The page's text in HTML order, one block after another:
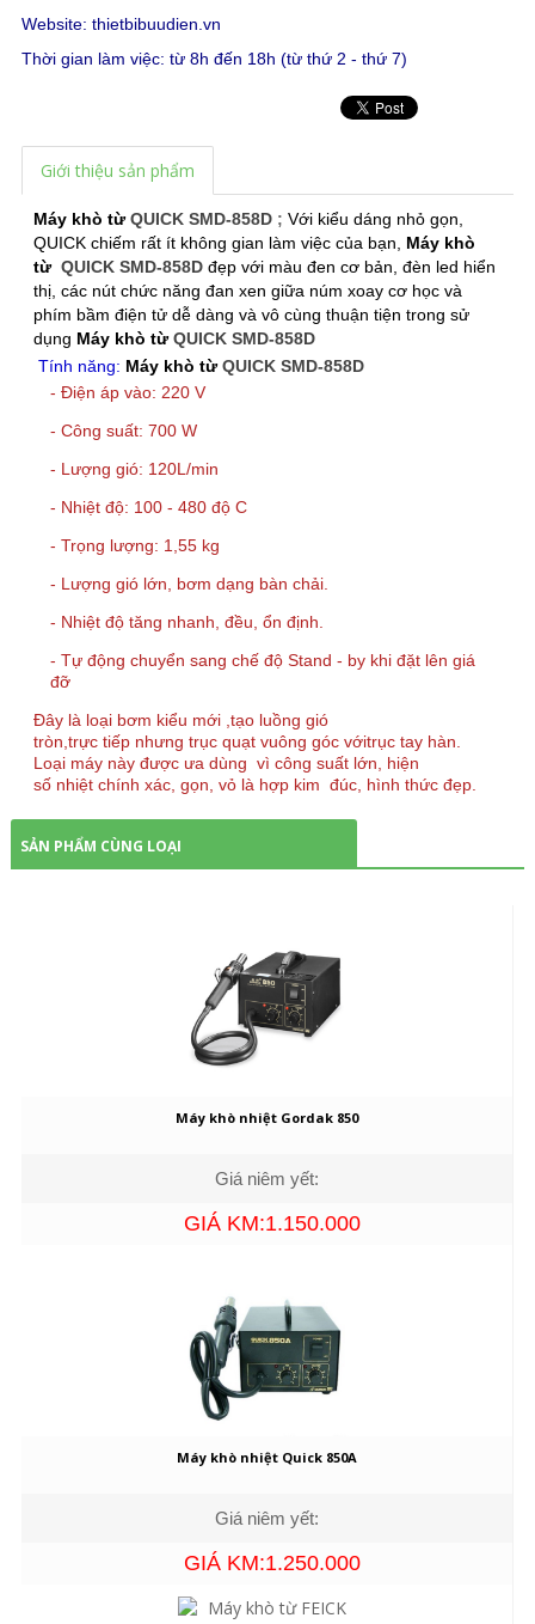
Website: thietbibuudien.vn
Thời gian làm việc: từ 8h đến 18h (từ thứ 2 - thứ 7)
Giới thiệu sản phẩm
Máy khò từQUICK SMD-858D ; Với kiểu dáng nhỏ gọn,
QUICK chiếm rất ít không gian làm việc của bạn, Máy khò
từ QUICK SMD-858D đẹp với màu đen cơ bản, đèn led hiển
thị, các nút chức năng đan xen giữa núm xoay cơ học và
phím bầm điện tử dễ dàng và vô cùng thuận tiện trong sử
dụng Máy khò từQUICK SMD-858D
Tính năng: Máy khò từQUICK SMD-858D
- Điện áp vào: 220 V
- Công suất: 700 W
- Lượng gió: 120L/min
- Nhiệt độ: 100 - 480 độ C
- Trọng lượng: 1,55 kg
- Lượng gió lớn, bơm dạng bàn chải.
- Nhiệt độ tăng nhanh, đều, ổn định.
- Tự động chuyển sang chế độ Stand - by khi đặt lên giá
đỡ
Đây là loại bơm kiểu mới ,tạo luồng gió
tròn,trực tiếp nhưng trục quạt vuông góc vớitrục tay hàn.
Loại máy này được ưa dùng vì công suất lớn, hiện
số nhiệt chính xác, gọn, vỏ là hợp kim đúc, hình thức đẹp.
SẢN PHẨM CÙNG LOẠI
Máy khò nhiệt Gordak 850
Giá niêm yết:
GIÁ KM:1.150.000
Máy khò nhiệt Quick 850A
Giá niêm yết:
GIÁ KM:1.250.000